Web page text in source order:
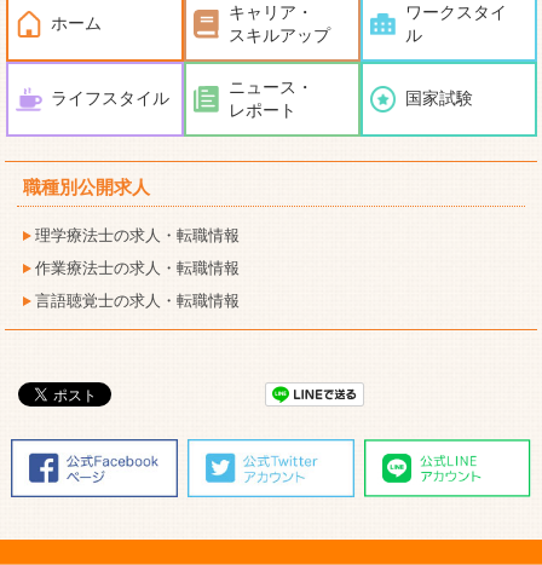
ホーム
キャリア・
スキルアップ
ワークスタイ
ル
ライフスタイル
ニュース・
レポート
国家試験
職種別公開求人
理学療法士の求人・転職情報
作業療法士の求人・転職情報
言語聴覚士の求人・転職情報